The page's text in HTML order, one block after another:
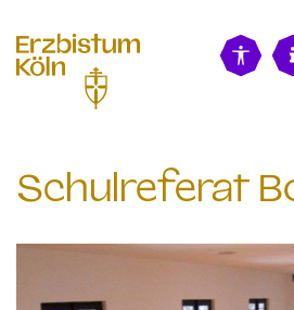
Schulreferat